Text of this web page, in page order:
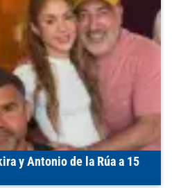
y Antonio de la Rúa a 15